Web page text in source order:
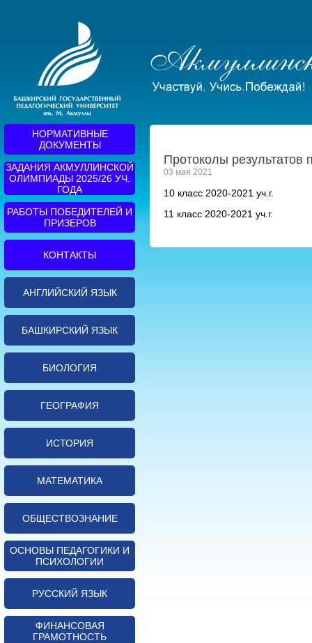
Протоколы результатов
03 мая 2021
10 класс 2020-2021 уч.г.
11 класс 2020-2021 уч.г.
НОРМАТИВНЫЕ
ДОКУМЕНТЫ
ЗАДАНИЯ АКМУЛЛИНСКОЙ
ОЛИМПИАДЫ 2025/26 УЧ.
ГОДА
РАБОТЫ ПОБЕДИТЕЛЕЙ И
ПРИЗЕРОВ
КОНТАКТЫ
АНГЛИЙСКИЙ ЯЗЫК
БАШКИРСКИЙ ЯЗЫК
БИОЛОГИЯ
ГЕОГРАФИЯ
ИСТОРИЯ
МАТЕМАТИКА
ОБЩЕСТВОЗНАНИЕ
ОСНОВЫ ПЕДАГОГИКИ И
ПСИХОЛОГИИ
РУССКИЙ ЯЗЫК
ФИНАНСОВАЯ
ГРАМОТНОСТЬ